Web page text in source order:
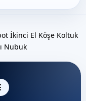
İkinci El Köşe Koltuk
Nubuk